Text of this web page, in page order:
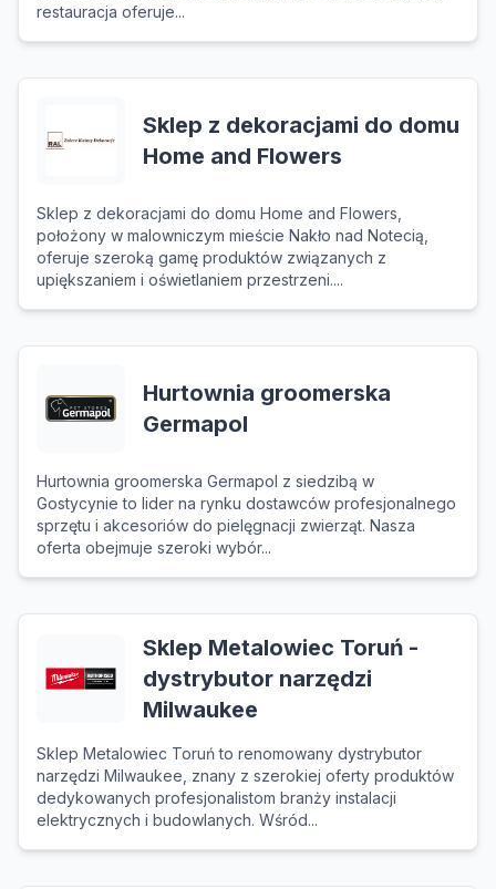
restauracja oferuje...
Sklep z dekoracjami do domu
Home and Flowers
Sklep z dekoracjami do domu Home and Flowers,
położony w malowniczym mieście Nakło nad Notecią,
oferuje szeroką gamę produktów związanych z
upiększaniem i oświetlaniem przestrzeni....
Hurtownia groomerska
Germapol
Hurtownia groomerska Germapol z siedzibą w
Gostycynie to lider na rynku dostawców profesjonalnego
sprzętu i akcesoriów do pielęgnacji zwierząt. Nasza
oferta obejmuje szeroki wybór...
Sklep Metalowiec Toruń -
dystrybutor narzędzi
Milwaukee
Sklep Metalowiec Toruń to renomowany dystrybutor
narzędzi Milwaukee, znany z szerokiej oferty produktów
dedykowanych profesjonalistom branży instalacji
elektrycznych i budowlanych. Wśród...